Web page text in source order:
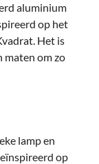
aluminium
op het
Het is
maten om zo
lamp en
op